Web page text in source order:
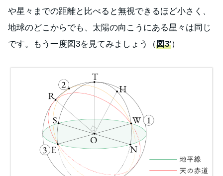
や星々までの距離と比べると無視できるほど小さく、
地球のどこからでも、太陽の向こうにある星々は同じ
です。もう一度図3を見てみましょう（図3′）